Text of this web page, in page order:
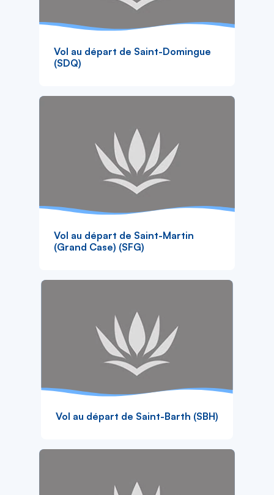
Vol au départ de Saint-Domingue
(SDQ)
Vol au départ de Saint-Martin
(Grand Case) (SFG)
Vol au départ de Saint-Barth (SBH)